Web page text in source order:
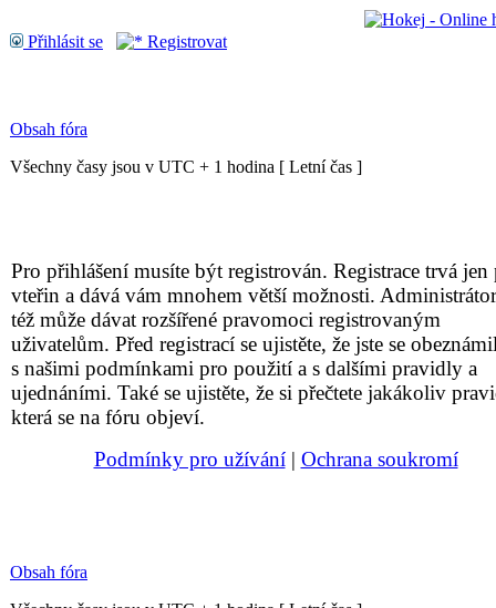
Přihlásit se Registrovat
Obsah fóra
Všechny časy jsou v UTC + 1 hodina [ Letní čas ]
Pro přihlášení musíte být registrován. Registrace trvá jen
vteřin a dává vám mnohem větší možnosti.
též může dávat rozšířené pravomoci registrovaným
uživatelům. Před registrací se ujistěte, že jste se
s našimi podmínkami pro použití a s dalšími pravidly a
ujednáními. Také se ujistěte, že si přečtete jakákoliv
která se na fóru objeví.
Podmínky pro užívání| Ochrana soukromí
Obsah fóra